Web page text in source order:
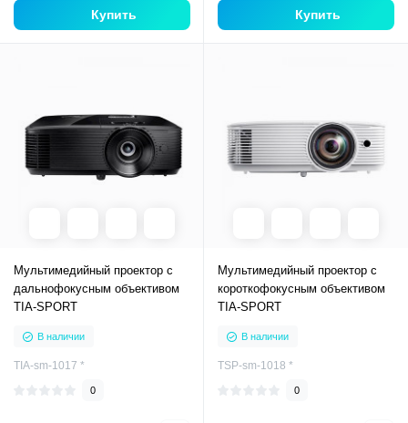
Купить Купить
Мультимедийный проектор с
дальнофокусным объективом
TIA-SPORT
В наличии
TIA-sm-1017 *
0
Мультимедийный проектор с
короткофокусным объективом
TIA-SPORT
В наличии
TSP-sm-1018 *
0